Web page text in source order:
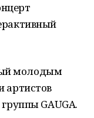
молодым
артистов
GAUGA.